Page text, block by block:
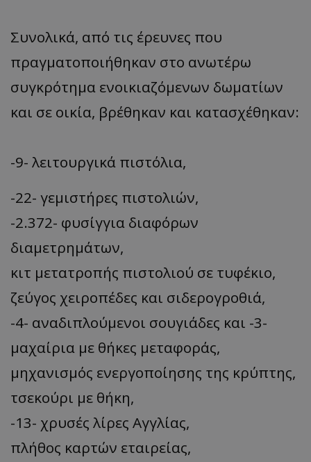
Συνολικά, από τις έρευνες που
πραγματοποιήθηκαν στο ανωτέρω
συγκρότημα ενοικιαζόμενων δωματίων
και σε οικία, βρέθηκαν και κατασχέθηκαν:
-9- λειτουργικά πιστόλια,
-22- γεμιστήρες πιστολιών,
-2.372- φυσίγγια διαφόρων
διαμετρημάτων,
κιτ μετατροπής πιστολιού σε τυφέκιο,
ζεύγος χειροπέδες και σιδερογροθιά,
-4- αναδιπλούμενοι σουγιάδες και -3-
μαχαίρια με θήκες μεταφοράς,
μηχανισμός ενεργοποίησης της κρύπτης,
τσεκούρι με θήκη,
-13- χρυσές λίρες Αγγλίας,
πλήθος καρτών εταιρείας,